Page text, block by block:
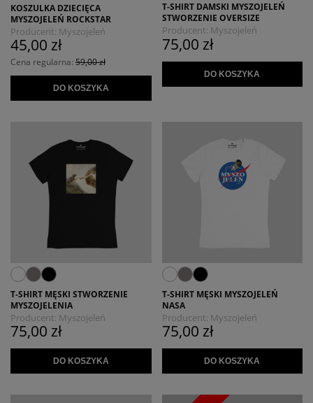
KOSZULKA DZIECIĘCA
MYSZOJELEŃ ROCKSTAR
Producent: Myszojeleń
45,00 zł
Cena regularna: 59,00 zł
DO KOSZYKA
T-SHIRT DAMSKI MYSZOJELEŃ
STWORZENIE OVERSIZE
Producent: Myszojeleń
75,00 zł
DO KOSZYKA
T-SHIRT MĘSKI STWORZENIE
MYSZOJELENIA
Producent: Myszojeleń
75,00 zł
DO KOSZYKA
T-SHIRT MĘSKI MYSZOJELEŃ
NASA
Producent: Myszojeleń
75,00 zł
DO KOSZYKA